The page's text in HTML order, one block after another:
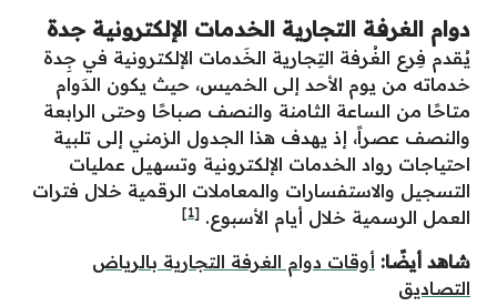
دوام الغرفة التجارية الخدمات الإلكترونية جدة
يُقدم فِرع الغُرفة التِجارية الخَدمات الإلكترونية في جِدة
خدماته من يوم الأحد إلى الخميس، حيث يكون الدَوام
متاحًا من الساعة الثامنة والنصف صباحًا وحتى الرابعة
والنصف عصراً، إذ يهدف هذا الجدول الزمني إلى تلبية
احتياجات رواد الخدمات الإلكترونية وتسهيل عمليات
التسجيل والاستفسارات والمعاملات الرقمية خلال فترات
العمل الرسمية خلال أيام الأسبوع. [1]
شاهد أيضًا: أوقات دوام الغرفة التجارية بالرياض
التصاديق